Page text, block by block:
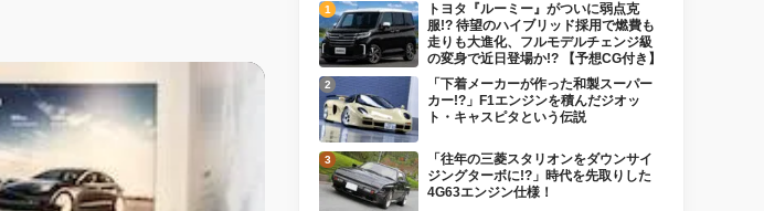
トヨタ『ルーミー』がついに弱点克
服!? 待望のハイブリッド採用で燃費も
走りも大進化、フルモデルチェンジ級
の変身で近日登場か!? 【予想CG付き】
「下着メーカーが作った和製スーパー
カー!?」F1エンジンを積んだジオッ
ト・キャスピタという伝説
「往年の三菱スタリオンをダウンサイ
ジングターボに!?」時代を先取りした
4G63エンジン仕様！